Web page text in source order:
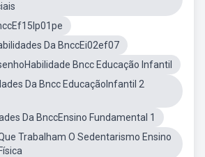
Da BnccEi02ef07
Bncc Educação Infantil
Da Bncc EducaçãoInfantil 2
Da BnccEnsino Fundamental 1
Trabalham O Sedentarismo Ensino